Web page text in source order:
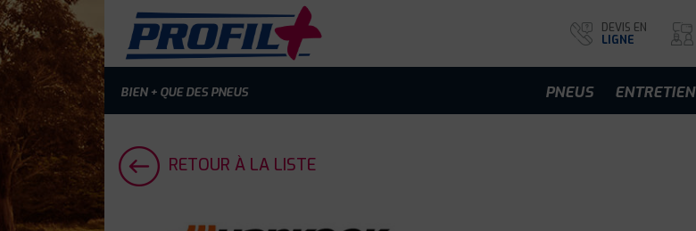
BIEN + QUE DES PNEUS
DEVIS EN
LIGNE
PNEUS ENTRETIEN
RETOUR À LA LISTE